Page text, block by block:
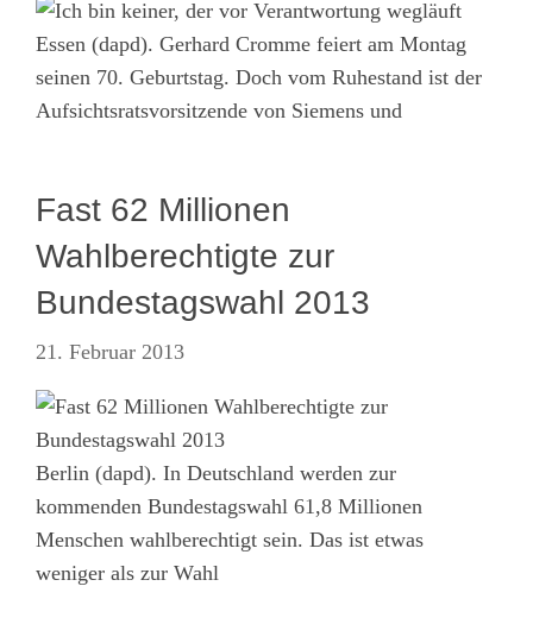
Essen (dapd). Gerhard Cromme feiert am Montag
seinen 70. Geburtstag. Doch vom Ruhestand ist der
Aufsichtsratsvorsitzende von Siemens und
Fast 62 Millionen
Wahlberechtigte zur
Bundestagswahl 2013
21. Februar 2013
Berlin (dapd). In Deutschland werden zur
kommenden Bundestagswahl 61,8 Millionen
Menschen wahlberechtigt sein. Das ist etwas
weniger als zur Wahl